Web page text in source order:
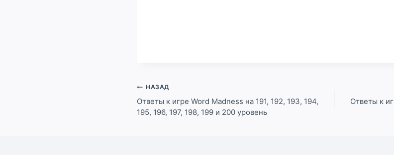
Навигация
по
записям
НАЗАД
Ответы к игре Word Madness на 191, 192, 193, 194,
195, 196, 197, 198, 199 и 200 уровень
Ответы к